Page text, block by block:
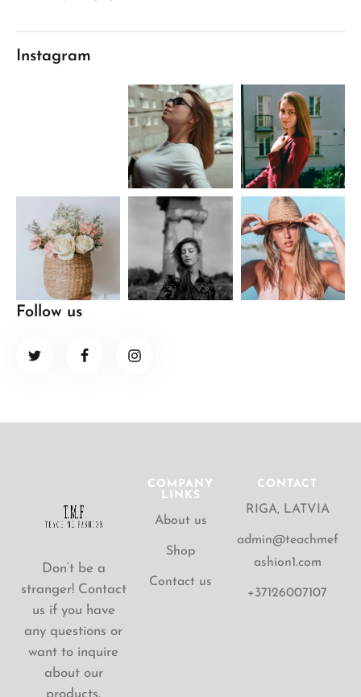
Instagram
Follow us
Don’t be a
stranger! Contact
us if you have
any questions or
want to inquire
about our
COMPANY
LINKS
About us
Shop
Contact us
CONTACT
RIGA, LATVIA
admin@teachmef
ashion1.com
+37126007107